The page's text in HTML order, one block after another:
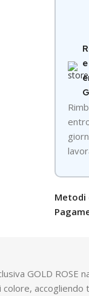
R
Metodi
GOLD ROSE
colore,